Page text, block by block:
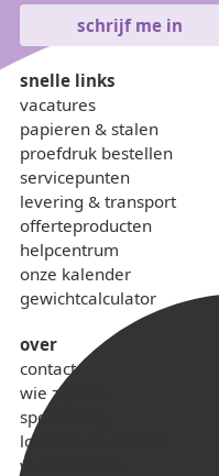
snelle links
vacatures
papieren & stalen
proefdruk bestellen
servicepunten
levering & transport
offerteproducten
helpcentrum
onze kalender
gewichtcalculator
over
contact
wie zijn we
sponsoring
lokaal & duurzaam
voorwaarden